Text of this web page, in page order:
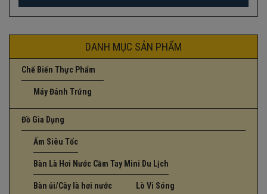
DANH MỤC SẢN PHẨM
Chế Biến Thực Phẩm
Máy Đánh Trứng
Đồ Gia Dụng
Ấm Siêu Tốc
Bàn Là Hơi Nước Cầm Tay Mini Du Lịch
Bàn ủi/Cây là hơi nước Lò Vi Sóng